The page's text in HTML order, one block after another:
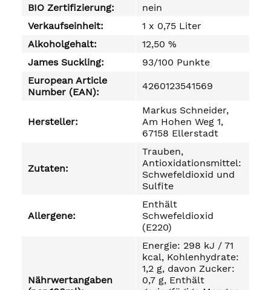
BIO Zertifizierung:
nein
Verkaufseinheit:
1 x 0,75 Liter
Alkoholgehalt:
12,50 %
James Suckling:
93/100 Punkte
European Article
Number (EAN):
4260123541569
Hersteller:
Markus Schneider,
Am Hohen Weg 1,
67158 Ellerstadt
Zutaten:
Trauben,
Antioxidationsmittel:
Schwefeldioxid und
Sulfite
Allergene:
Enthält
Schwefeldioxid
(E220)
Nährwertangaben
Energie: 298 kJ / 71
kcal, Kohlenhydrate:
1,2 g, davon Zucker:
0,7 g, Enthält